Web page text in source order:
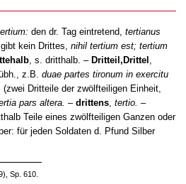
den dr. Tag eintretend, tertianus
kein Drittes, nihil tertium est; tertium
, s. dritthalb. – Dritteil, Drittel
z.B. duae partes tironum in exercitu
(zwei Dritteile der zwölfteiligen Einheit,
pars altera. – drittens, tertio. –
Teile eines zwölfteiligen Ganzen oder
für jeden Soldaten d. Pfund Silber
Sp. 610.